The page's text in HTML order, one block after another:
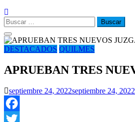
Buscar:
DESTACADOS QUILMES
APRUEBAN TRES
septiembre 24, 2022septiembre 24, 2022
Facebook